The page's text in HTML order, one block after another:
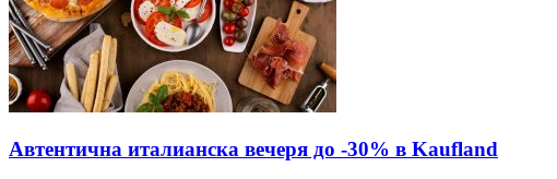
Автентична италианска вечеря до -30% в Kaufland